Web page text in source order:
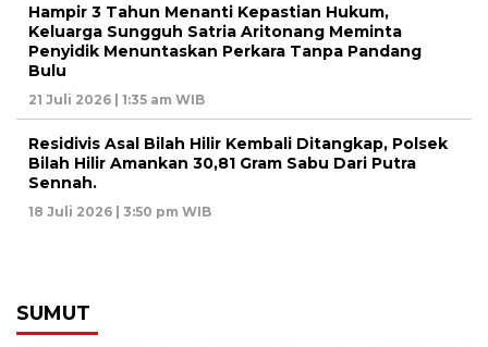
Hampir 3 Tahun Menanti Kepastian Hukum,
Keluarga Sungguh Satria Aritonang Meminta
Penyidik Menuntaskan Perkara Tanpa Pandang
Bulu
21 Juli 2026 | 1:35 am WIB
Residivis Asal Bilah Hilir Kembali Ditangkap, Polsek
Bilah Hilir Amankan 30,81 Gram Sabu Dari Putra
Sennah.
18 Juli 2026 | 3:50 pm WIB
SUMUT